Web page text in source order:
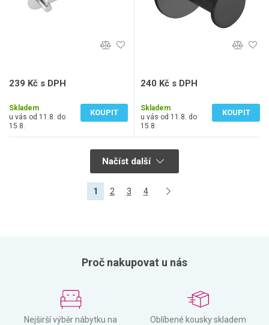
239 Kč s DPH
Skladem
u vás od 11.8. do
15.8.
KOUPIT
240 Kč s DPH
Skladem
u vás od 11.8. do
15.8.
KOUPIT
Načíst další
1 2 3 4
Proč nakupovat u nás
Nejširší výběr nábytku na
Oblíbené kousky skladem